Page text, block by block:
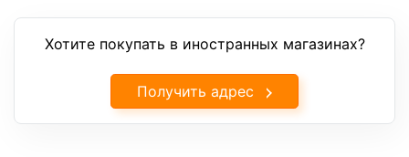
Хотите покупать в иностранных магазинах?
Получить адрес